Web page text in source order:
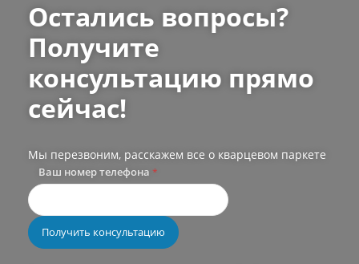
Остались вопросы?
Получите
консультацию прямо
сейчас!
Мы перезвоним, расскажем все о кварцевом паркете
Ваш номер телефона *